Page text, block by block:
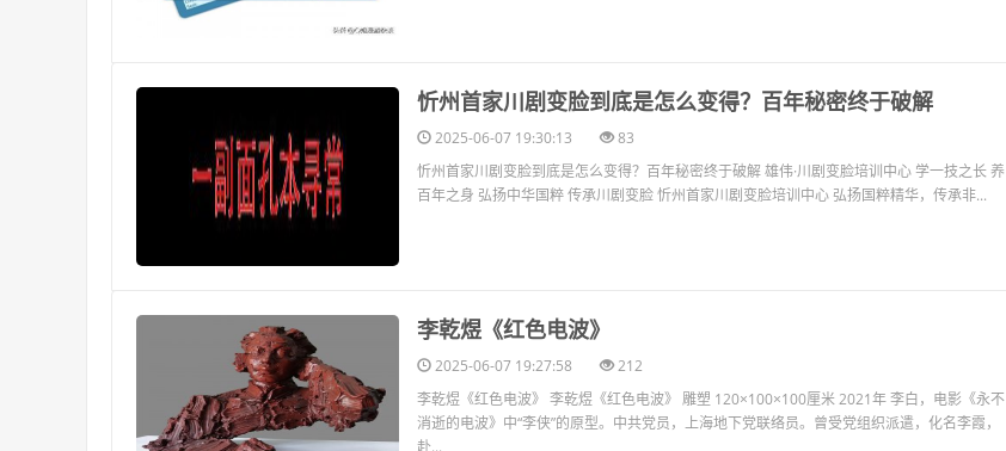
​忻州首家川剧变脸到底是怎么变得？百年秘密终于破解
2025-06-07 19:30:13
83
忻州首家川剧变脸到底是怎么变得？百年秘密终于破解 雄伟·川剧变脸培训中心 学一技之长 养
百年之身 弘扬中华国粹 传承川剧变脸 忻州首家川剧变脸培训中心 弘扬国粹精华，传承非...
​李乾煜《红色电波》
2025-06-07 19:27:58
212
李乾煜《红色电波》 李乾煜《红色电波》 雕塑 120×100×100厘米 2021年 李白，电影《永不
消逝的电波》中“李侠”的原型。中共党员，上海地下党联络员。曾受党组织派遣，化名李霞，
赴...